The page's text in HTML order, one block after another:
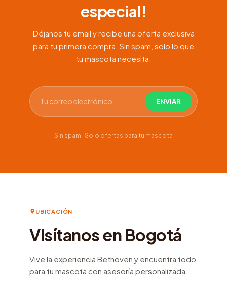
especial!
Déjanos tu email y recibe una oferta exclusiva
para tu primera compra. Sin spam, solo lo que
tu mascota necesita.
Sin spam · Solo ofertas para tu mascota
UBICACIÓN
Visítanos en Bogotá
Vive la experiencia Bethoven y encuentra todo
para tu mascota con asesoría personalizada.